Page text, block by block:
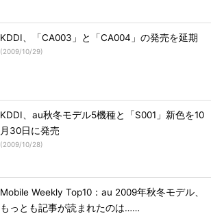
KDDI、「CA003」と「CA004」の発売を延期
(2009/10/29)
KDDI、au秋冬モデル5機種と「S001」新色を10
月30日に発売
(2009/10/28)
Mobile Weekly Top10：au 2009年秋冬モデル、
もっとも記事が読まれたのは……